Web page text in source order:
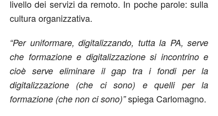
livello dei servizi da remoto. In poche parole: sulla
cultura organizzativa.
“Per uniformare, digitalizzando, tutta la PA, serve
che formazione e digitalizzazione si incontrino e
cioè serve eliminare il gap tra i fondi per la
digitalizzazione (che ci sono) e quelli per la
formazione (che non ci sono)”spiega Carlomagno.